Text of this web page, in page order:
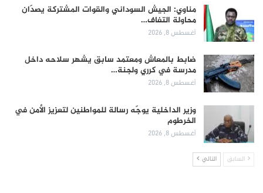
مناوي: الجيش السوداني والقوات المشتركة يصدّان
محاولة التفاف…
أغسطس 8, 2026
ضابط بالمعاش ومعتمد سابق يشهر سلاحه داخل
مدرسة في كرري ولجنة…
أغسطس 8, 2026
وزير الداخلية يوجّه رسالة للمواطنين لتعزيز الأمن في
الخرطوم
أغسطس 8, 2026
السابق التالي